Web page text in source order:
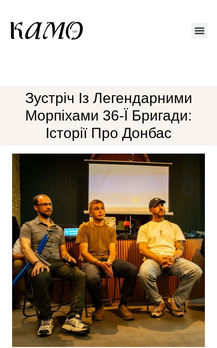
Зустріч Із Легендарними
Морпіхами 36-Ї Бригади:
Історії Про Донбас